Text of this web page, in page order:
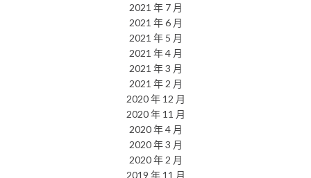
2021 年 7 月
2021 年 6 月
2021 年 5 月
2021 年 4 月
2021 年 3 月
2021 年 2 月
2020 年 12 月
2020 年 11 月
2020 年 4 月
2020 年 3 月
2020 年 2 月
2019 年 11 月